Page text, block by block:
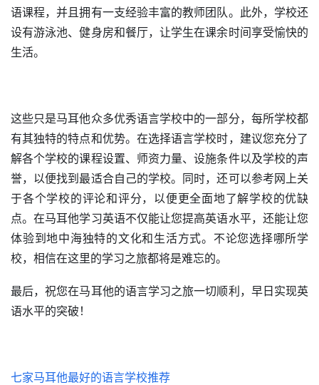
语课程，并且拥有一支经验丰富的教师团队。此外，学校还
设有游泳池、健身房和餐厅，让学生在课余时间享受愉快的
生活。
这些只是马耳他众多优秀语言学校中的一部分，每所学校都
有其独特的特点和优势。在选择语言学校时，建议您充分了
解各个学校的课程设置、师资力量、设施条件以及学校的声
誉，以便找到最适合自己的学校。同时，还可以参考网上关
于各个学校的评论和评分，以便更全面地了解学校的优缺
点。在马耳他学习英语不仅能让您提高英语水平，还能让您
体验到地中海独特的文化和生活方式。不论您选择哪所学
校，相信在这里的学习之旅都将是难忘的。
最后，祝您在马耳他的语言学习之旅一切顺利，早日实现英
语水平的突破！
七家马耳他最好的语言学校推荐